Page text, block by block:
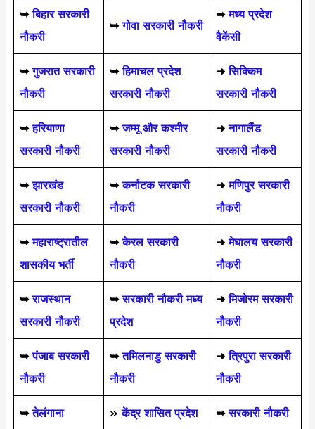
➥बिहार सरकारी
नौकरी
➥गोवा सरकारी नौकरी
➥ मध्य प्रदेश
वैकेंसी
➥ गुजरात सरकारी
नौकरी
➥हिमाचल प्रदेश
सरकारी नौकरी
➜ सिक्किम
सरकारी नौकरी
➥हरियाणा
सरकारी नौकरी
➥जम्मू और कश्मीर
सरकारी नौकरी
➜ नागालैंड
सरकारी नौकरी
➥ झारखंड
सरकारी नौकरी
➥ कर्नाटक सरकारी
नौकरी
➜ मणिपुर सरकारी
नौकरी
➥ महाराष्ट्रातील
शासकीय भर्ती
➥ केरल सरकारी
नौकरी
➜ मेघालय सरकारी
नौकरी
➥ राजस्थान
सरकारी नौकरी
➥सरकारी नौकरी मध्य
प्रदेश
➜मिजोरम सरकारी
नौकरी
➥ पंजाब सरकारी
नौकरी
➥ तमिलनाडु सरकारी
नौकरी
➜ त्रिपुरा सरकारी
नौकरी
➥तेलंगाना
»केंद्र शासित प्रदेश
➥ सरकारी नौकरी